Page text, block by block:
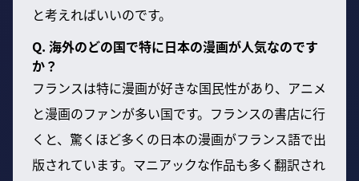
と考えればいいのです。
Q. 海外のどの国で特に日本の漫画が人気なのです
か？
フランスは特に漫画が好きな国民性があり、アニメ
と漫画のファンが多い国です。フランスの書店に行
くと、驚くほど多くの日本の漫画がフランス語で出
版されています。マニアックな作品も多く翻訳され